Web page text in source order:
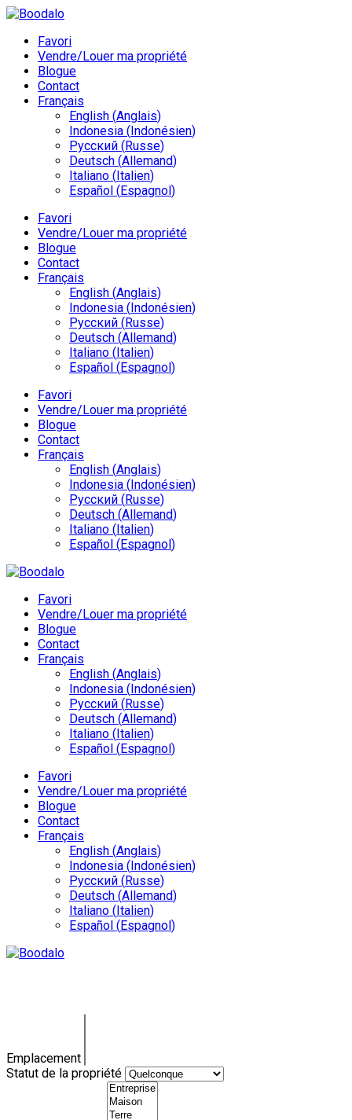
Favori
Vendre/Louer ma propriété
Blogue
Contact
Français
English (Anglais)
Indonesia (Indonésien)
Русский (Russe)
Deutsch (Allemand)
Italiano (Italien)
Español (Espagnol)
Favori
Vendre/Louer ma propriété
Blogue
Contact
Français
English (Anglais)
Indonesia (Indonésien)
Русский (Russe)
Deutsch (Allemand)
Italiano (Italien)
Español (Espagnol)
Favori
Vendre/Louer ma propriété
Blogue
Contact
Français
English (Anglais)
Indonesia (Indonésien)
Русский (Russe)
Deutsch (Allemand)
Italiano (Italien)
Español (Espagnol)
Favori
Vendre/Louer ma propriété
Blogue
Contact
Français
English (Anglais)
Indonesia (Indonésien)
Русский (Russe)
Deutsch (Allemand)
Italiano (Italien)
Español (Espagnol)
Favori
Vendre/Louer ma propriété
Blogue
Contact
Français
English (Anglais)
Indonesia (Indonésien)
Русский (Russe)
Deutsch (Allemand)
Italiano (Italien)
Español (Espagnol)
Emplacement
Statut de la propriété